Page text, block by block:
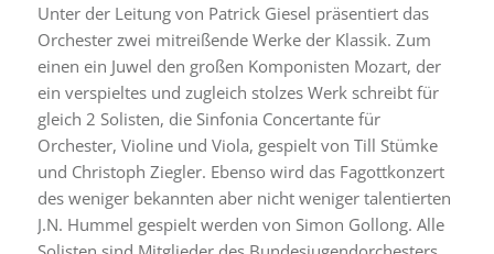
Unter der Leitung von Patrick Giesel präsentiert das
Orchester zwei mitreißende Werke der Klassik. Zum
einen ein Juwel den großen Komponisten Mozart, der
ein verspieltes und zugleich stolzes Werk schreibt für
gleich 2 Solisten, die Sinfonia Concertante für
Orchester, Violine und Viola, gespielt von Till Stümke
und Christoph Ziegler. Ebenso wird das Fagottkonzert
des weniger bekannten aber nicht weniger talentierten
J.N. Hummel gespielt werden von Simon Gollong. Alle